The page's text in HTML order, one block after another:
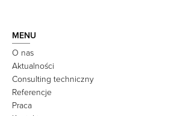
MENU
O nas
Aktualności
Consulting techniczny
Referencje
Praca